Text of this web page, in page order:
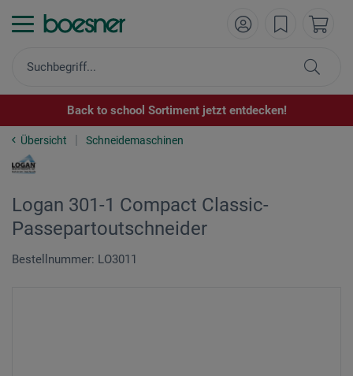
Back to school Sortiment jetzt entdecken!
Übersicht Schneidemaschinen
Logan 301-1 Compact Classic-
Passepartoutschneider
Bestellnummer: LO3011